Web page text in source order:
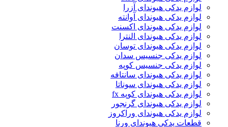
لوازم یدکی هیوندای آزرا
لوازم یدکی هیوندای آوانته
لوازم یدکی هیوندای اکسنت
لوازم یدکی هیوندای النترا
لوازم یدکی هیوندای توسان
لوازم یدکی جنسیس سدان
لوازم یدکی جنسیس کوپه
لوازم یدکی هیوندای سانتافه
لوازم یدکی هیوندای سوناتا
لوازم یدکی هیوندای کوپه fx
لوازم یدکی هیوندای گرنجور
لوازم یدکی هیوندای وراکروز
قطعات یدکی هیوندای ورنا